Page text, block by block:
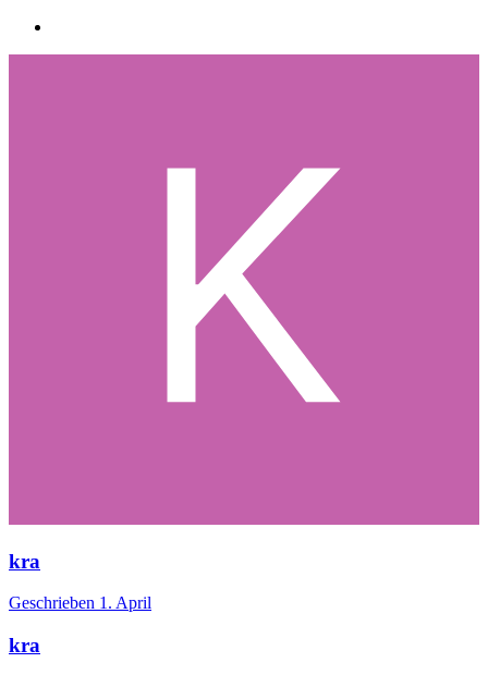
kra
Geschrieben 1. April
kra